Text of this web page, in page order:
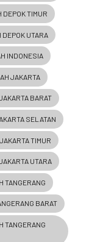
DEPOK TIMUR
UTARA
INDONESIA
JAKARTA
BARAT
SELATAN
TIMUR
UTARA
TANGERANG
BARAT
TANGERANG